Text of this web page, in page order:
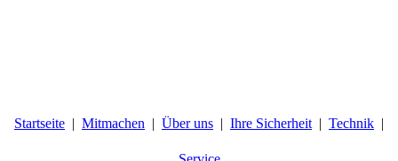
Startseite Mitmachen Über uns Ihre Sicherheit Technik